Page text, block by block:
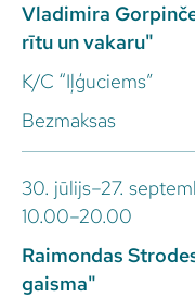
Vladimira
rītu un vakaru"
K/C “Iļģuciems”
Bezmaksas
30. jūlijs–27.
10.00–20.00
Raimondas
gaisma"